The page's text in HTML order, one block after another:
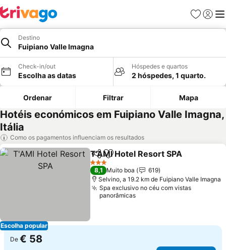
Favoritos
Iniciar
Destino
Fuipiano Valle Imagna
Check-in/out
Escolha as datas
Hóspedes e quartos
2 hóspedes, 1 quarto.
Ordenar Filtrar Mapa
Hotéis económicos em Fuipiano Valle Imagna,
Itália
Como os pagamentos influenciam os resultados
Escolha popular
PartilharAdicionar aos favoritos
T'AMI Hotel Resort SPA
3 Estrelas
8,1 Muito boa
619
Selvino, a 19.2 km de Fuipiano Valle Imagna
Spa exclusivo no céu com vistas
panorâmicas
De € 58